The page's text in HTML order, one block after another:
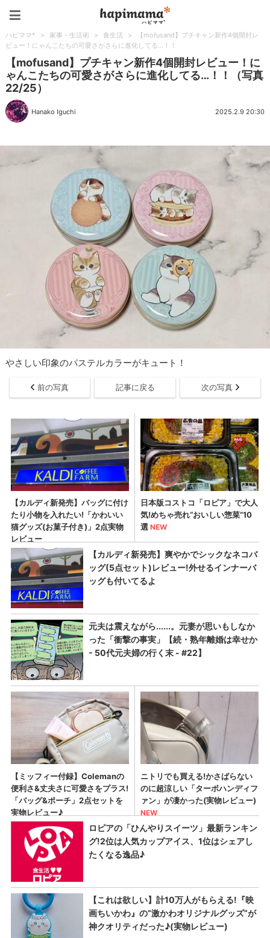
ハピママ* > 家事・生活術 > 食生活 >
【mofusand】プチキャン新作4個開封レ
ビュー！にゃんこたちの可愛さがさらに進化してる…！！
【mofusand】プチキャン新作4個開封レビュー！に
ゃんこたちの可愛さがさらに進化してる…！！（写真
22/25）
Hanako Iguchi 2025.2.9 20:30
やさしい印象のパステルカラーがキュート！
前の写真 記事に戻る 次の写真